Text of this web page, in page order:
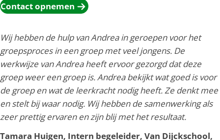
Contact opnemen
Wij hebben de hulp van Andrea in geroepen voor het
groepsproces in een groep met veel jongens. De
werkwijze van Andrea heeft ervoor gezorgd dat deze
groep weer een groep is. Andrea bekijkt wat goed is voor
de groep en wat de leerkracht nodig heeft. Ze denkt mee
en stelt bij waar nodig. Wij hebben de samenwerking als
zeer prettig ervaren en zijn blij met het resultaat.
Tamara Huigen, Intern begeleider, Van Dijckschool,